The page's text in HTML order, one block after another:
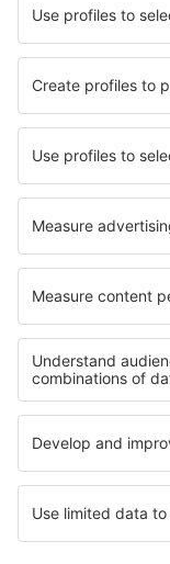
Mobilna aplikacija
Avio kompanije
Wizz Air
Ryanair
Pegasus Airlines
Turkish Airlines
Air Serbia
O eSky
Opšti uslovi
Moje rezervacije
Politika Privatnosti
Pomoć i kontakt